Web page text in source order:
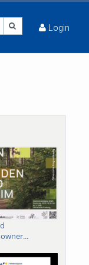
Login